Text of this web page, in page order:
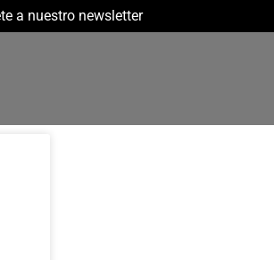
a nuestro newsletter